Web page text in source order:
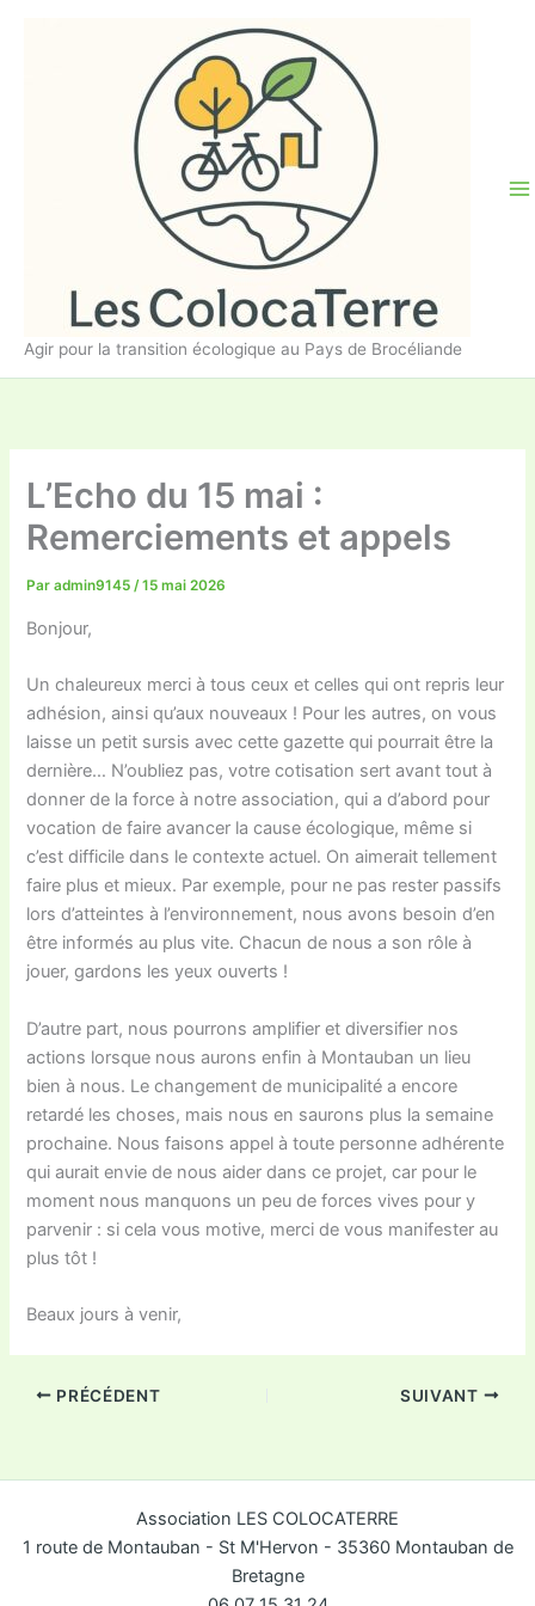
Agir pour la transition écologique au Pays de Brocéliande
L’Echo du 15 mai :
Remerciements et appels
Paradmin9145/15 mai 2026
Bonjour,
Un chaleureux merci à tous ceux et celles qui ont repris leur
adhésion, ainsi qu’aux nouveaux ! Pour les autres, on vous
laisse un petit sursis avec cette gazette qui pourrait être la
dernière… N’oubliez pas, votre cotisation sert avant tout à
donner de la force à notre association, qui a d’abord pour
vocation de faire avancer la cause écologique, même si
c’est difficile dans le contexte actuel. On aimerait tellement
faire plus et mieux. Par exemple, pour ne pas rester passifs
lors d’atteintes à l’environnement, nous avons besoin d’en
être informés au plus vite. Chacun de nous a son rôle à
jouer, gardons les yeux ouverts !
D’autre part, nous pourrons amplifier et diversifier nos
actions lorsque nous aurons enfin à Montauban un lieu
bien à nous. Le changement de municipalité a encore
retardé les choses, mais nous en saurons plus la semaine
prochaine. Nous faisons appel à toute personne adhérente
qui aurait envie de nous aider dans ce projet, car pour le
moment nous manquons un peu de forces vives pour y
parvenir : si cela vous motive, merci de vous manifester au
plus tôt !
Beaux jours à venir,
PRÉCÉDENT SUIVANT
Association LES COLOCATERRE
1 route de Montauban - St M'Hervon - 35360 Montauban de
Bretagne